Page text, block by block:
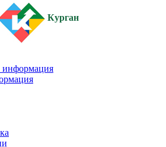
Курган
информация